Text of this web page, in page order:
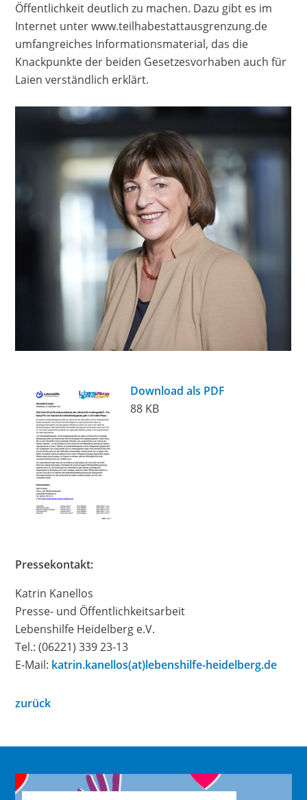
Öffentlichkeit deutlich zu machen. Dazu gibt es im
Internet unter www.teilhabestattausgrenzung.de
umfangreiches Informationsmaterial, das die
Knackpunkte der beiden Gesetzesvorhaben auch für
Laien verständlich erklärt.
Download als PDF
88 KB
Pressekontakt:
Katrin Kanellos
Presse- und Öffentlichkeitsarbeit
Lebenshilfe Heidelberg e.V.
Tel.: (06221) 339 23-13
E-Mail: katrin.kanellos(at)lebenshilfe-heidelberg.de
zurück